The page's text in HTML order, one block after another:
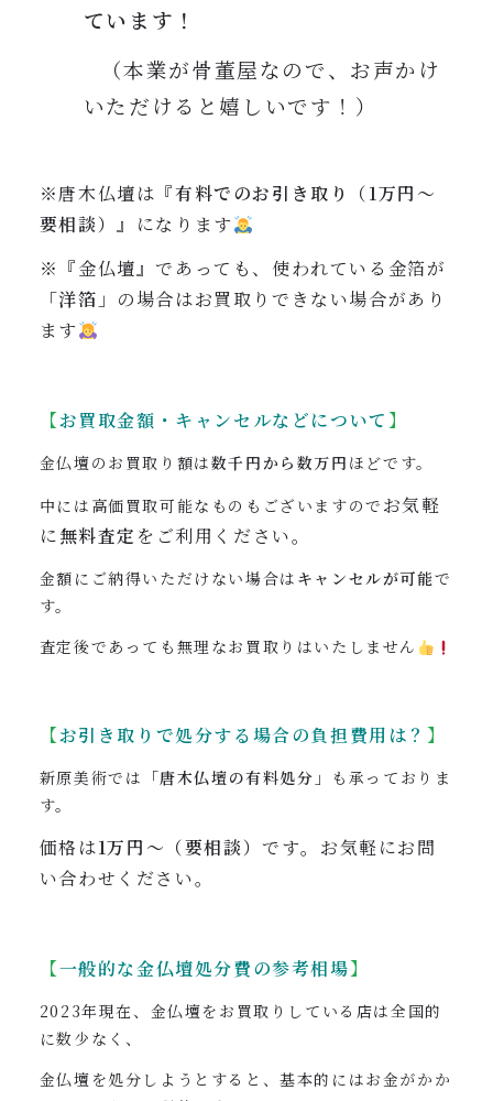
ています！
（本業が骨董屋なので、お声かけ
いただけると嬉しいです！）
※唐木仏壇は『有料でのお引き取り（1万円〜
要相談）』になります
※『金仏壇』であっても、使われている金箔が
「洋箔」 の場合はお買取りできない場合があり
ます
【お買取金額・キャンセルなどについて】
金仏壇のお買取り額は数千円から数万円 ほどです。
中には高価買取可能なものもございますので お気軽
に無料査定 をご利用ください。
金額にご納得いただけない場合は キャンセルが可能で
す。
査定後であっても無理なお買取りはいたしません
【お引き取りで処分する場合の負担費用は？ 】
新原美術では 「唐木仏壇の有料処分」
も承っておりま
す。
価格は1万円〜（要相談）です。 お気軽にお問
い合わせください。
【一般的な金仏壇処分費の参考相場】
2023年現在、金仏壇をお買取りしている店は全国的
に数少なく、
金仏壇を処分しようとすると、基本的にはお金がかか